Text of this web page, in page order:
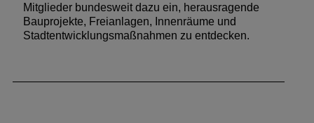
Mitglieder bundesweit dazu ein, herausragende
Bauprojekte, Freianlagen, Innenräume und
Stadtentwicklungsmaßnahmen zu entdecken.